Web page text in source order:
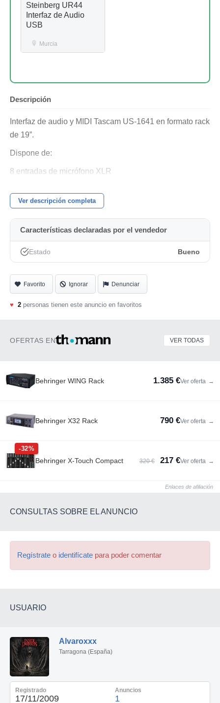
Steinberg UR44
Interfaz de Audio
USB
Murcia
Descripción
Interfaz de audio y MIDI Tascam US-1641 en formato rack
de 19”.
Dispone de:
8 entradas de micrófono XLR
Entrada de instrumento
4 salidas de línea
Salida de auriculares
MIDI In/Out
Entrada y salida digital S/PDIF
Funciona correctamente. Algunos potenciómetros rascan
ligeramente al girarlos, aunque una vez ajustados
Presenta marcas normales de uso. Se entrega con cable
Importante: es un modelo antiguo, por lo que conviene
comprobar previamente la compatibilidad de los drivers
Ver descripción completa
Características declaradas por el vendedor
Estado Bueno
Favorito Ignorar Denunciar
♥ 2 personas tienen este anuncio en favoritos
OFERTAS EN VER TODAS
Behringer WING Rack 1.385 €Ver oferta →
Behringer X32 Rack 790 €Ver oferta →
-32%
Behringer X-Touch Compact 320 € 217 €Ver oferta →
Enlaces de afiliación
CONSULTAS SOBRE EL ANUNCIO
Regístrate o identifícate para poder comentar
USUARIO
Alvaroxxx
Tarragona (España)
Registrado
17/11/2009
Anuncios
1